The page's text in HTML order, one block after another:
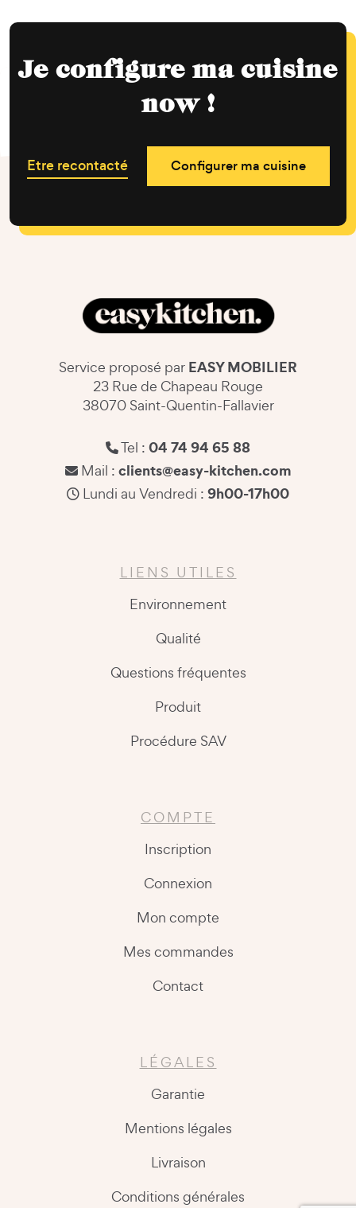
Je configure ma cuisine
now !
Etre recontacté Configurer ma cuisine
Service proposé par EASY MOBILIER
23 Rue de Chapeau Rouge
38070 Saint-Quentin-Fallavier
Tel : 04 74 94 65 88
Mail : clients@easy-kitchen.com
Lundi au Vendredi : 9h00-17h00
LIENS UTILES
Environnement
Qualité
Questions fréquentes
Produit
Procédure SAV
COMPTE
Inscription
Connexion
Mon compte
Mes commandes
Contact
LÉGALES
Garantie
Mentions légales
Livraison
Conditions générales